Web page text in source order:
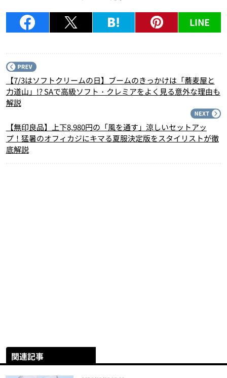
LINE
【7/3はソフトクリームの日】ブームのきっかけは「蕎麦屋と
力道山」!? SAで高級ソフト・クレミアをよく見る意外な理由も
解説
【無印良品】上下8,980円の「風を通す」涼しいセットアッ
プ！猛暑のオフィカジにキマる夏服決定版をスタイリストが徹
底解説
関連記事